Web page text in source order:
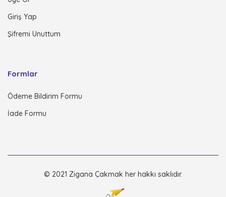
Giriş Yap
Şifremi Unuttum
Formlar
Ödeme Bildirim Formu
İade Formu
© 2021 Zigana Çakmak her hakkı saklıdır.